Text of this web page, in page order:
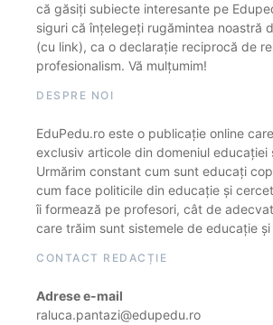
că găsiți subiecte interesante pe
siguri că înțelegeți rugămintea noastră
(cu link), ca o declarație reciprocă de
profesionalism. Vă mulțumim!
DESPRE NOI
EduPedu.ro este o publicație online
exclusiv articole din domeniul educației
Urmărim constant cum sunt educați
cum face politicile din educație și
îi formează pe profesori, cât de
care trăim sunt sistemele de educație
CONTACT REDACȚIE
Adrese e-mail
raluca.pantazi@edupedu.ro